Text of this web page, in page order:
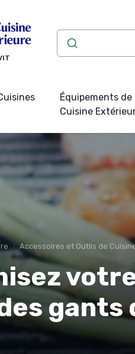
Équipements de
Cuisine
Accessoires et Outils de
gants